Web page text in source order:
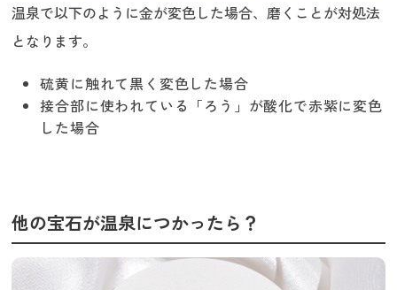
温泉で以下のように金が変色した場合、磨くことが対処法
となります。
硫黄に触れて黒く変色した場合
接合部に使われている「ろう」が酸化で赤紫に変色
した場合
他の宝石が温泉につかったら？